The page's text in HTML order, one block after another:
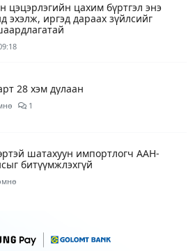
цэцэрлэгийн цахим бүртгэл энэ
эхэлж, иргэд дараах зүйлсийг
28 хэм дулаан
1
шатахуун импортлогч ААН-
битүүмжлэхгүй